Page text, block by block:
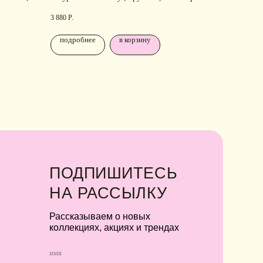
3 880 Р.
подробнее в корзину
подписаться